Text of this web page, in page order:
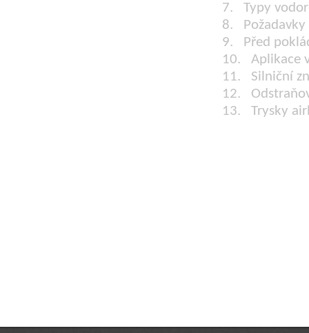
7. Typy
8. Požadavky
9. Před
10. Aplikace
11. Silniční
12.
13. Trysky